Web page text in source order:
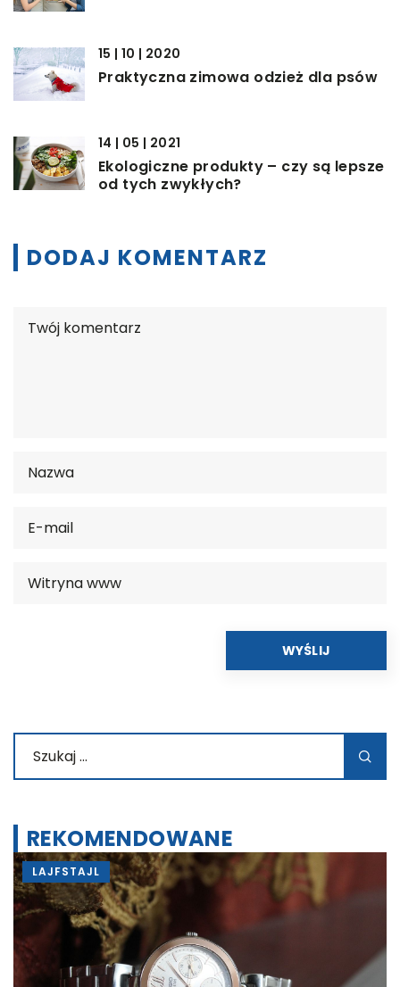
15 | 10 | 2020
Praktyczna zimowa odzież dla psów
14 | 05 | 2021
Ekologiczne produkty – czy są lepsze
od tych zwykłych?
DODAJ KOMENTARZ
REKOMENDOWANE
LAJFSTAJL